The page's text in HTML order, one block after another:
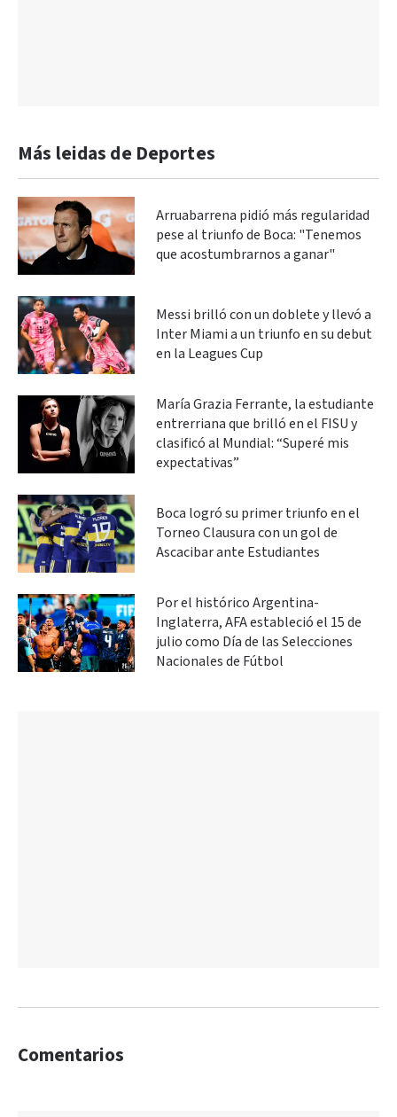
Más leidas de Deportes
Arruabarrena pidió más regularidad
pese al triunfo de Boca: "Tenemos
que acostumbrarnos a ganar"
Messi brilló con un doblete y llevó a
Inter Miami a un triunfo en su debut
en la Leagues Cup
María Grazia Ferrante, la estudiante
entrerriana que brilló en el FISU y
clasificó al Mundial: “Superé mis
expectativas”
Boca logró su primer triunfo en el
Torneo Clausura con un gol de
Ascacibar ante Estudiantes
Por el histórico Argentina-
Inglaterra, AFA estableció el 15 de
julio como Día de las Selecciones
Nacionales de Fútbol
Comentarios